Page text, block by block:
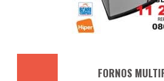
FORNOS